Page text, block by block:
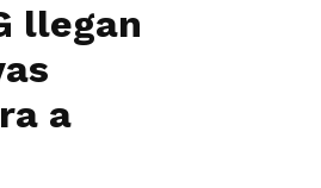
llegan
a